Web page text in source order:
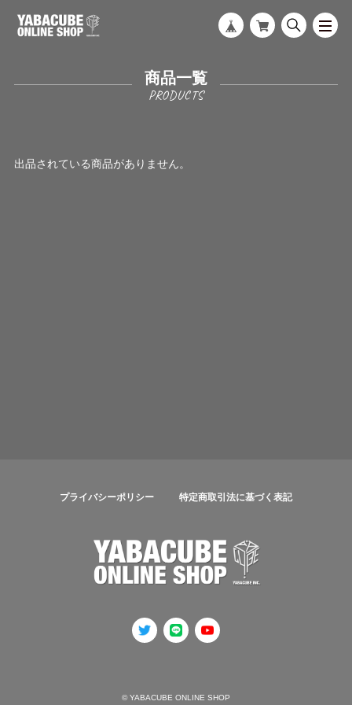
商品一覧
出品されている商品がありません。
プライバシーポリシー 特定商取引法に基づく表記
© YABACUBE ONLINE SHOP